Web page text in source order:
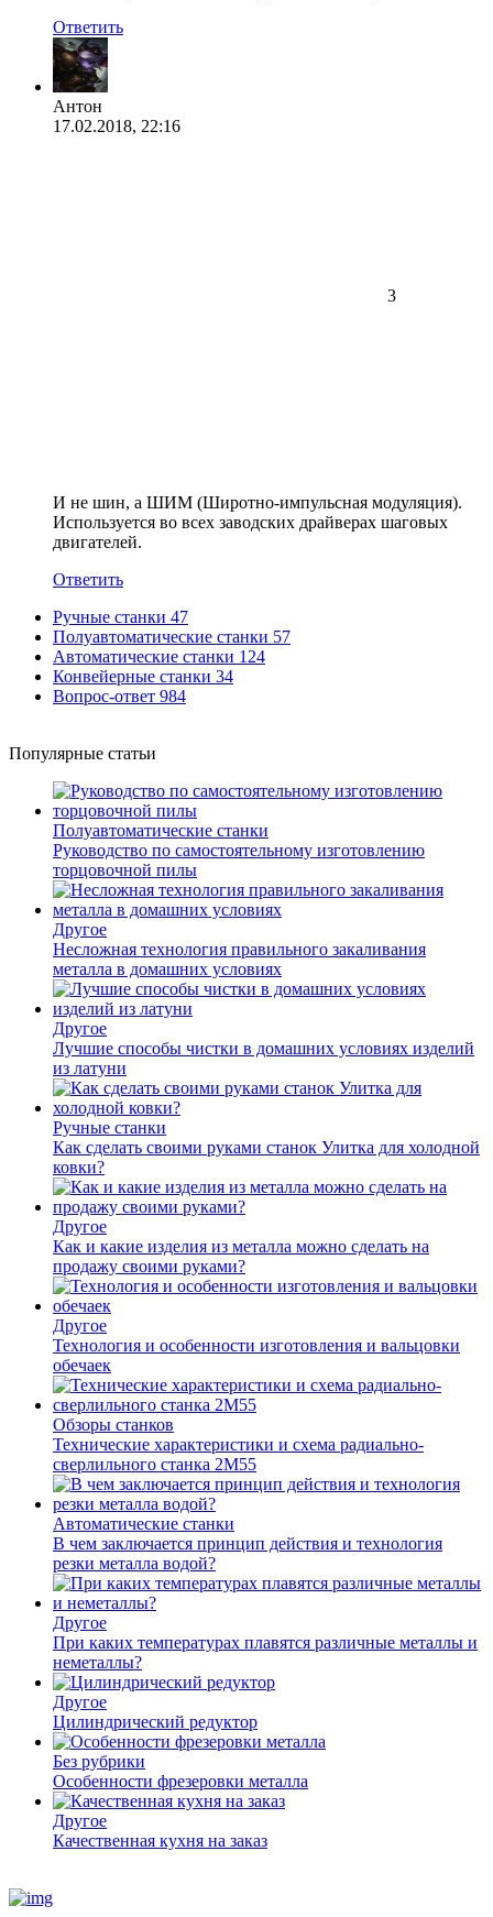
Ответить
Антон
17.02.2018, 22:16
3
И не шин, а ШИМ (Широтно-импульсная модуляция).
Используется во всех заводских драйверах шаговых
двигателей.
Ответить
Ручные станки 47
Полуавтоматические станки 57
Автоматические станки 124
Конвейерные станки 34
Вопрос-ответ 984
Популярные статьи
Полуавтоматические станки
Руководство по самостоятельному изготовлению
торцовочной пилы
Другое
Несложная технология правильного закаливания
металла в домашних условиях
Другое
Лучшие способы чистки в домашних условиях изделий
из латуни
Ручные станки
Как сделать своими руками станок Улитка для холодной
ковки?
Другое
Как и какие изделия из металла можно сделать на
продажу своими руками?
Другое
Технология и особенности изготовления и вальцовки
обечаек
Обзоры станков
Технические характеристики и схема радиально-
сверлильного станка 2М55
Автоматические станки
В чем заключается принцип действия и технология
резки металла водой?
Другое
При каких температурах плавятся различные металлы и
неметаллы?
Другое
Цилиндрический редуктор
Без рубрики
Особенности фрезеровки металла
Другое
Качественная кухня на заказ